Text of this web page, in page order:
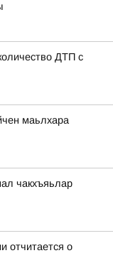
ДТП с
маьлхара
чакхъяьлар
отчитается о